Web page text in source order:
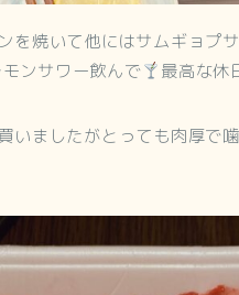
を焼いて他にはサムギョプ
ンサワー飲んで 最高な休
いましたがとっても肉厚で